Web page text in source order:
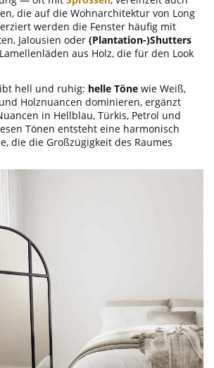
die auf die Wohnarchitektur von Long
werden die Fenster häufig mit
Jalousien oder (Plantation-)Shutters
aus Holz, die für den Look
hell und ruhig: helle Töne wie Weiß,
Holznuancen dominieren, ergänzt
in Hellblau, Türkis, Petrol und
Tönen entsteht eine harmonisch
die die Großzügigkeit des Raumes